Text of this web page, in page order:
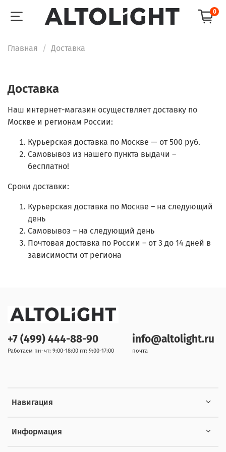
0
Главная Доставка
Доставка
Наш интернет-магазин осуществляет доставку по
Москве и регионам России:
Курьерская доставка по Москве — от 500 руб.
Самовывоз из нашего пункта выдачи –
бесплатно!
Сроки доставки:
Курьерская доставка по Москве – на следующий
день
Самовывоз – на следующий день
Почтовая доставка по России – от 3 до 14 дней в
зависимости от региона
Навигация
Информация
+7 (499) 444-88-90
Работаем пн-чт: 9:00-18:00 пт: 9:00-17:00
info@altolight.ru
почта